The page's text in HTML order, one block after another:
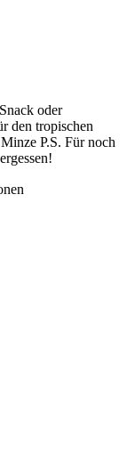
oder
den tropischen
P.S. Für noch